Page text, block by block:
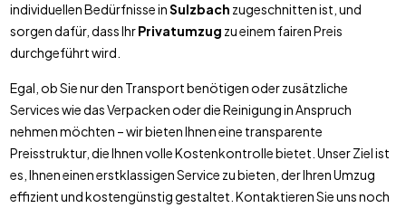
individuellen Bedürfnisse inSulzbach zugeschnitten ist, und
sorgen dafür, dass IhrPrivatumzug zu einem fairen Preis
durchgeführt wird.
Egal, ob Sie nur den Transport benötigen oder zusätzliche
Services wie das Verpacken oder die Reinigung in Anspruch
nehmen möchten – wir bieten Ihnen eine transparente
Preisstruktur, die Ihnen volle Kostenkontrolle bietet. Unser Ziel ist
es, Ihnen einen erstklassigen Service zu bieten, der Ihren Umzug
effizient und kostengünstig gestaltet. Kontaktieren Sie uns noch